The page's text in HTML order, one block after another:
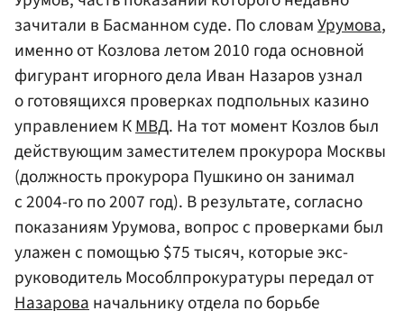
зачитали в Басманном суде. По словамУрумова,
именно от Козлова летом 2010 года основной
фигурант игорного дела Иван Назаров узнал
о готовящихся проверках подпольных казино
управлением КМВД. На тот момент Козлов был
действующим заместителем прокурора Москвы
(должность прокурора Пушкино он занимал
с 2004-го по 2007 год). В результате, согласно
показаниям Урумова, вопрос с проверками был
улажен c помощью $75 тысяч, которые экс-
руководитель Мособлпрокуратуры передал от
Назарованачальнику отдела по борьбе